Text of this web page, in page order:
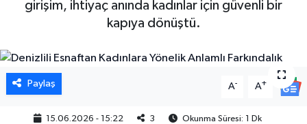
girişim, ihtiyaç anında kadınlar için güvenli bir
kapıya dönüştü.
Paylaş A- A+
15.06.2026 - 15:22 3 Okunma Süresi: 1 Dk